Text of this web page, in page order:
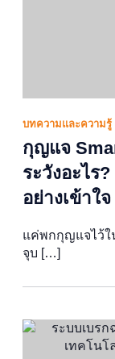
บทความและความรู้
กุญแจ
ระวังอะไร
อย่างเข้าใจ
แค่พกกุญแจไว้ใ
จุบ […]